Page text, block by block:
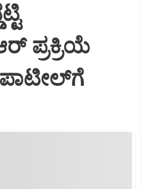
ಪ್ರಕ್ರಿಯೆ